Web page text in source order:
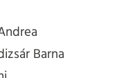
Barna